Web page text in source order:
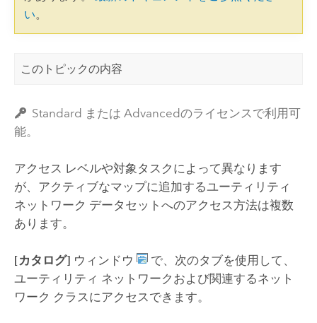
い。
このトピックの内容
Standard または Advancedのライセンスで利用可
能。
アクセス レベルや対象タスクによって異なります
が、アクティブなマップに追加するユーティリティ
ネットワーク データセットへのアクセス方法は複数
あります。
[カタログ] ウィンドウ
で、次のタブを使用して、
ユーティリティ ネットワークおよび関連するネット
ワーク クラスにアクセスできます。